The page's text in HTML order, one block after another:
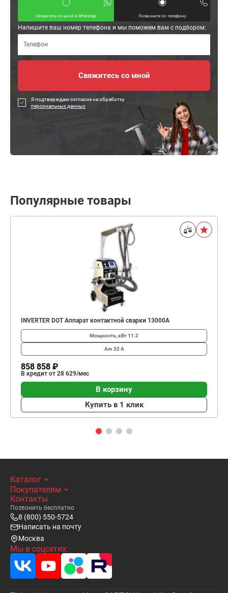
Свяжитесь со мной в WhatsApp Позвоните по телефону
Напишите ваш номер телефона и мы поможем вам с подбором:
Я подтверждаю согласие на обработку
персональных данных
Популярные товары
INVERTER DOT Аппарат контактной сварки 13000А
Мощность, кВт11.2
Am 32 А
858 858 ₽
В кредит от 28 629/мес
В корзину
Купить в 1 клик
Каталог
Покупателям
Контакты
Позвонить бесплатно
8 (800) 550-5724
Написать на почту
Москва
Мы в соцсетях: